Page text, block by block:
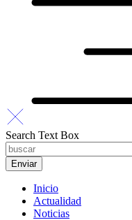
Search Text Box
Inicio
Actualidad
Noticias